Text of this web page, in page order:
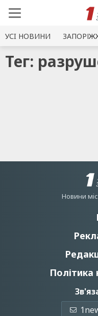
УСI НОВИНИ
Тег:
Новини
Політика